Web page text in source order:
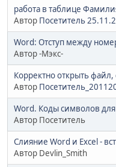
работа в таблице
Автор Посетитель
Word: Отступ между
Автор -Мэкс-
Корректно открыть
Автор
Word. Коды символов
Автор Посетитель
Слияние Word и Excel -
Автор Devlin_Smith